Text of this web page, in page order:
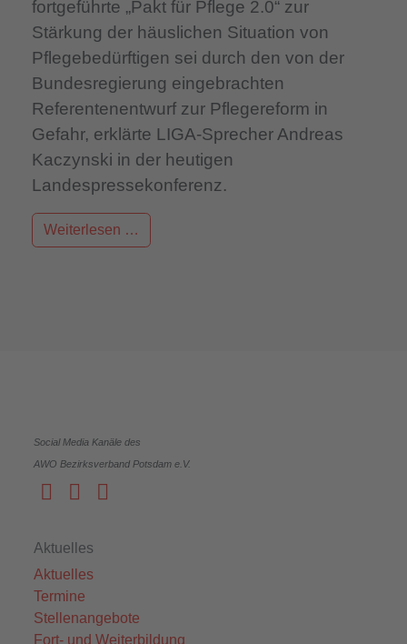
fortgeführte „Pakt für Pflege 2.0“ zur
Stärkung der häuslichen Situation von
Pflegebedürftigen sei durch den von der
Bundesregierung eingebrachten
Referentenentwurf zur Pflegereform in
Gefahr, erklärte LIGA-Sprecher Andreas
Kaczynski in der heutigen
Landespressekonferenz.
Weiterlesen …
Social Media Kanäle des
AWO Bezirksverband Potsdam e.V.
Aktuelles
Aktuelles
Termine
Stellenangebote
Fort- und Weiterbildung